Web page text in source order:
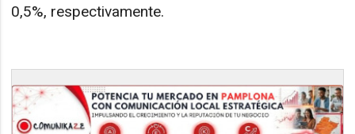
0,5%, respectivamente.